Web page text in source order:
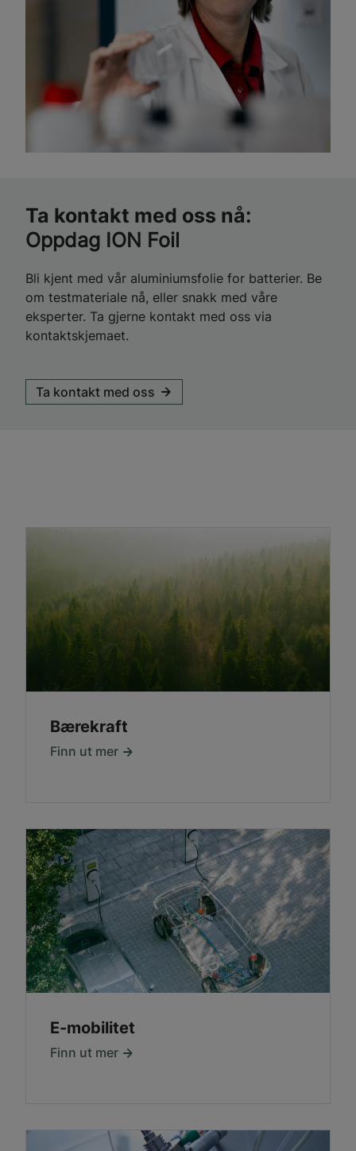
Ta kontakt med oss nå:
Oppdag ION Foil
Bli kjent med vår aluminiumsfolie for batterier. Be
om testmateriale nå, eller snakk med våre
eksperter. Ta gjerne kontakt med oss via
kontaktskjemaet.
Ta kontakt med oss
Bærekraft
Finn ut mer
E-mobilitet
Finn ut mer